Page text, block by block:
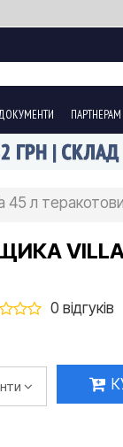
ДОКУМЕНТИ ПАРТНЕРАМ
45 л
0 відгуків